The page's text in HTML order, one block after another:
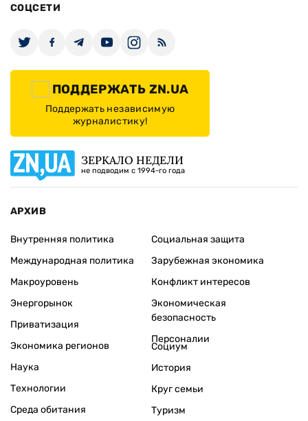
СОЦСЕТИ
ПОДДЕРЖАТЬ ZN.UA
Поддержать независимую
журналистику!
ЗЕРКАЛО НЕДЕЛИ
не подводим с 1994-го года
АРХИВ
Внутренняя политика
Международная политика
Макроуровень
Энергорынок
Приватизация
Экономика регионов
Социальная защита
Зарубежная экономика
Конфликт интересов
Экономическая
безопасность
Персоналии
Наука
Технологии
Среда обитания
Социум
История
Круг семьи
Туризм